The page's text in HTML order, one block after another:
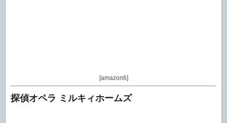
[amazon6]
探偵オペラ ミルキィホームズ